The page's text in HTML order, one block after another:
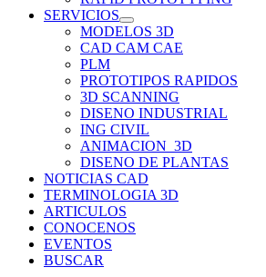
SERVICIOS
MODELOS 3D
CAD CAM CAE
PLM
PROTOTIPOS RAPIDOS
3D SCANNING
DISENO INDUSTRIAL
ING CIVIL
ANIMACION_3D
DISENO DE PLANTAS
NOTICIAS CAD
TERMINOLOGIA 3D
ARTICULOS
CONOCENOS
EVENTOS
BUSCAR